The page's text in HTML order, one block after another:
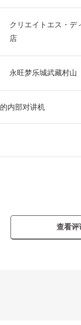
クリエイトエス・デ
店
永旺梦乐城武藏村山
内部对讲机
查看评